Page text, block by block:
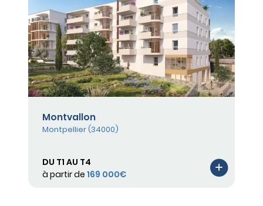
Montvallon
Montpellier (34000)
DU T1 AU T4
à partir de 169 000€